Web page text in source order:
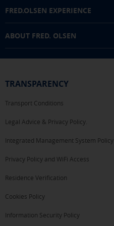
FRED.OLSEN EXPERIENCE
ABOUT FRED. OLSEN
TRANSPARENCY
Transport Conditions
Legal Advice & Privacy Policy.
Integrated Management System Policy
Privacy Policy and WiFi Access
Residence Verification
Cookies Policy
Information Security Policy